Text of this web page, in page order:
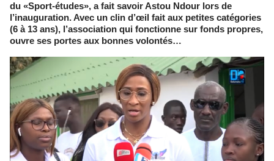
du «Sport-études», a fait savoir Astou Ndour lors de
l’inauguration. Avec un clin d’œil fait aux petites catégories
(6 à 13 ans), l’association qui fonctionne sur fonds propres,
ouvre ses portes aux bonnes volontés…